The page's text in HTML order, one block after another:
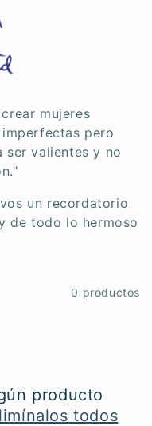
mujeres
pero
ser valientes y no
un recordatorio
de todo lo hermoso
0 productos
producto
todos